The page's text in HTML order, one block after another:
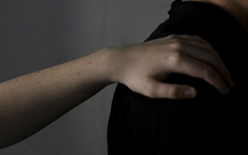
MR SOUM ET LES PATTES